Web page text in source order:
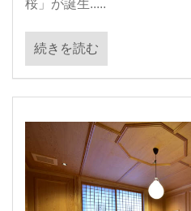
桜」が誕生.....
続きを読む